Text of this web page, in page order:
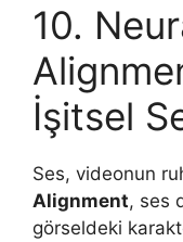
10.
İşitsel
Ses, videonun
Alignment, ses
görseldeki